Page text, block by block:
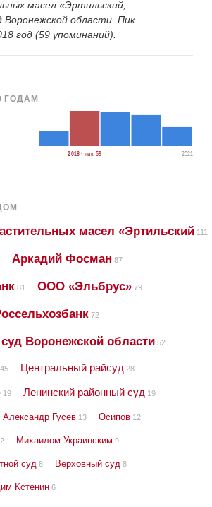
масел «Эртильский,
области. Пик
год (59 упоминаний).
ГОДАМ
2018 · пик 59 2021
масел «Эртильский 111
Аркадий Фосман 87
81 ООО «Эльбрус» 79
72
Воронежской области 52
45 Центральный райсуд 28
19 Ленинский районный суд 19
Александр Гусев 13 Осипов 12
Михаилом Украинским 9
суд 8 Верховный суд 8
Кстенин 6